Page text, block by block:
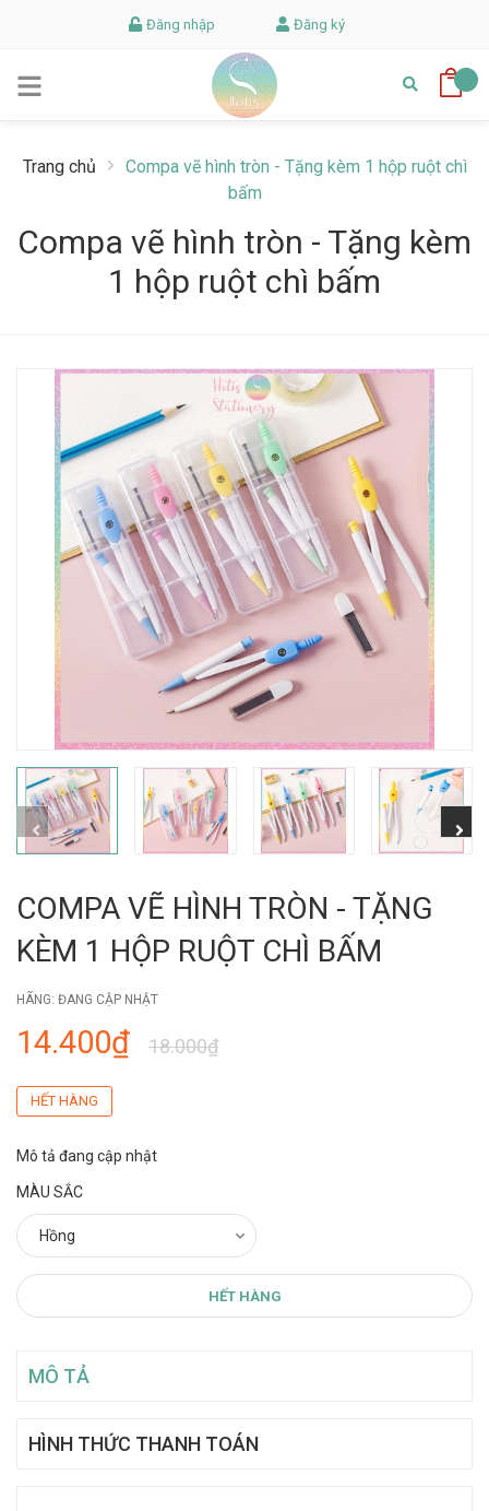
Đăng nhập Đăng ký
Trang chủ
Compa vẽ hình tròn - Tặng kèm 1 hộp ruột chì
bấm
Compa vẽ hình tròn - Tặng kèm
1 hộp ruột chì bấm
COMPA VẼ HÌNH TRÒN - TẶNG
KÈM 1 HỘP RUỘT CHÌ BẤM
HÃNG: ĐANG CẬP NHẬT
14.400₫ 18.000₫
HẾT HÀNG
Mô tả đang cập nhật
MÀU SẮC
HẾT HÀNG
MÔ TẢ
HÌNH THỨC THANH TOÁN